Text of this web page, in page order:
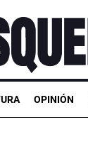
OPINIÓN